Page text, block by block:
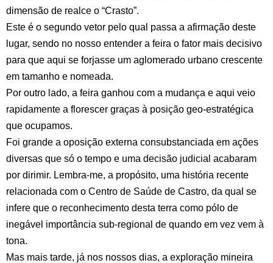
dimensão de realce o “Crasto”.
Este é o segundo vetor pelo qual passa a afirmação deste
lugar, sendo no nosso entender a feira o fator mais decisivo
para que aqui se forjasse um aglomerado urbano crescente
em tamanho e nomeada.
Por outro lado, a feira ganhou com a mudança e aqui veio
rapidamente a florescer graças à posição geo-estratégica
que ocupamos.
Foi grande a oposição externa consubstanciada em ações
diversas que só o tempo e uma decisão judicial acabaram
por dirimir. Lembra-me, a propósito, uma história recente
relacionada com o Centro de Saúde de Castro, da qual se
infere que o reconhecimento desta terra como pólo de
inegável importância sub-regional de quando em vez vem à
tona.
Mas mais tarde, já nos nossos dias, a exploração mineira